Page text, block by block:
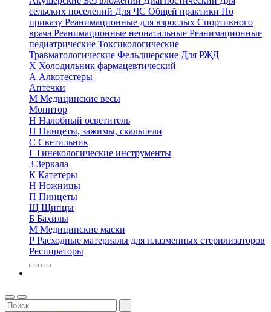
сельских поселений Для ЧС Общей практики По
приказу Реанимационные для взрослых Спортивного
врача Реанимационные неонатальные Реанимационные
педиатрические Токсикологические
Травматологические Фельдшерские Для РЖД
Х Холодильник фармацевтический
А Алкотестеры
Аптечки
М Медицинские весы
Монитор
Н Налобный осветитель
П Пинцеты, зажимы, скальпели
С Светильник
Г Гинекологические инструменты
З Зеркала
К Катетеры
Н Ножницы
П Пинцеты
Щ Щипцы
Б Бахилы
М Медицинские маски
Р Расходные материалы для плазменных стерилизаторов
Респираторы